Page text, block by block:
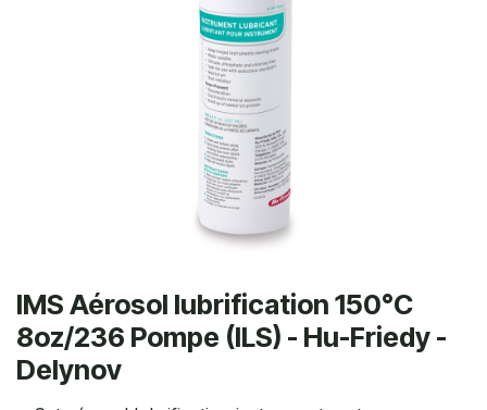
IMS Aérosol lubrification 150°C
8oz/236 Pompe (ILS) - Hu-Friedy -
Delynov